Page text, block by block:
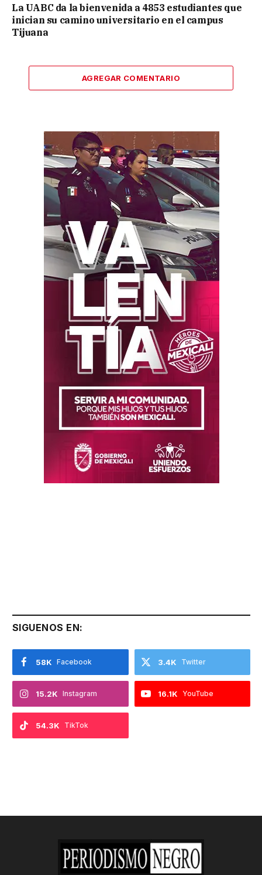
La UABC da la bienvenida a 4853 estudiantes que
inician su camino universitario en el campus
Tijuana
AGREGAR COMENTARIO
SIGUENOS EN:
Facebook
58K Twitter
3.4K
Instagram
15.2K YouTube
16.1K
TikTok
54.3K